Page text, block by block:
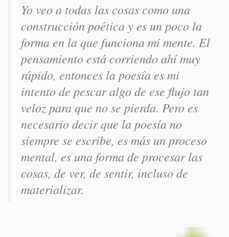
Yo veo a todas las cosas como una
construcción poética y es un poco la
forma en la que funciona mi mente. El
pensamiento está corriendo ahí muy
rápido, entonces la poesía es mi
intento de pescar algo de ese flujo tan
veloz para que no se pierda. Pero es
necesario decir que la poesía no
siempre se escribe, es más un proceso
mental, es una forma de procesar las
cosas, de ver, de sentir, incluso de
materializar.